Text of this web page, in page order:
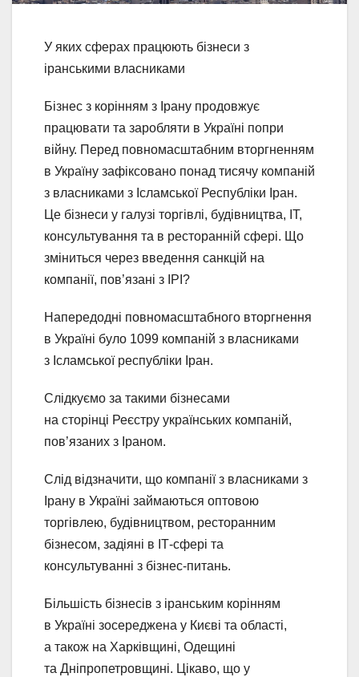
У яких сферах працюють бізнеси з
іранськими власниками
Бізнес з корінням з Ірану продовжує
працювати та заробляти в Україні попри
війну. Перед повномасштабним вторгненням
в Україну зафіксовано понад тисячу компаній
з власниками з Ісламської Республіки Іран.
Це бізнеси у галузі торгівлі, будівництва, ІТ,
консультування та в ресторанній сфері. Що
зміниться через введення санкцій на
компанії, пов’язані з ІРІ?
Напередодні повномасштабного вторгнення
в Україні було 1099 компаній з власниками
з Ісламської республіки Іран.
Слідкуємо за такими бізнесами
на сторінці Реєстру українських компаній,
пов’язаних з Іраном.
Слід відзначити, що компанії з власниками з
Ірану в Україні займаються оптовою
торгівлею, будівництвом, ресторанним
бізнесом, задіяні в ІТ-сфері та
консультуванні з бізнес-питань.
Більшість бізнесів з іранським корінням
в Україні зосереджена у Києві та області,
а також на Харківщині, Одещині
та Дніпропетровщині. Цікаво, що у